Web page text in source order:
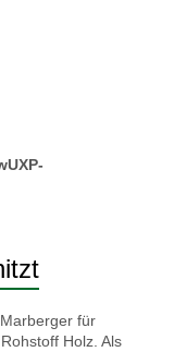
für
Holz. Als